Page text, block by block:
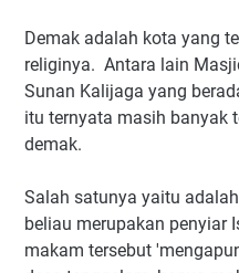
Demak adalah kota yang
religinya. Antara lain
Sunan Kalijaga yang
itu ternyata masih banyak
demak.
Salah satunya yaitu
beliau merupakan penyiar
makam tersebut